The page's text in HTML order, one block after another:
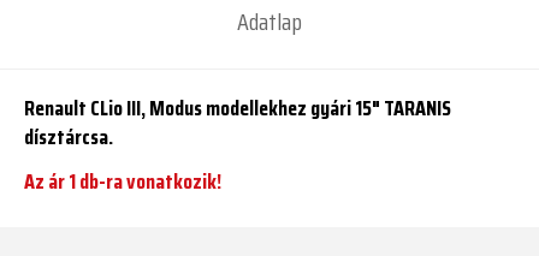
Adatlap
Renault CLio III, Modus modellekhez gyári 15" TARANIS
dísztárcsa.
Az ár 1 db-ra vonatkozik!